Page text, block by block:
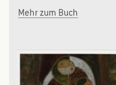
Mehr zum Buch